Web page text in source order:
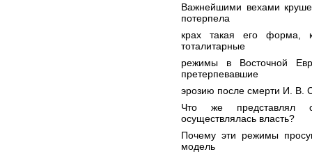
Важнейшими вехами
потерпела
крах такая его форма,
тоталитарные
режимы в Восточной
претерпевавшие
эрозию после смерти И. В.
Что же представлял
осуществлялась власть?
Почему эти режимы
модель